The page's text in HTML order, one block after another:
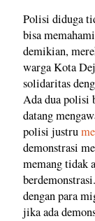
Polisi diduga
bisa
demikian,
warga Kota
solidaritas
Ada dua polisi
datang
polisi justru
demonstrasi
memang tidak
dengan para
jika ada